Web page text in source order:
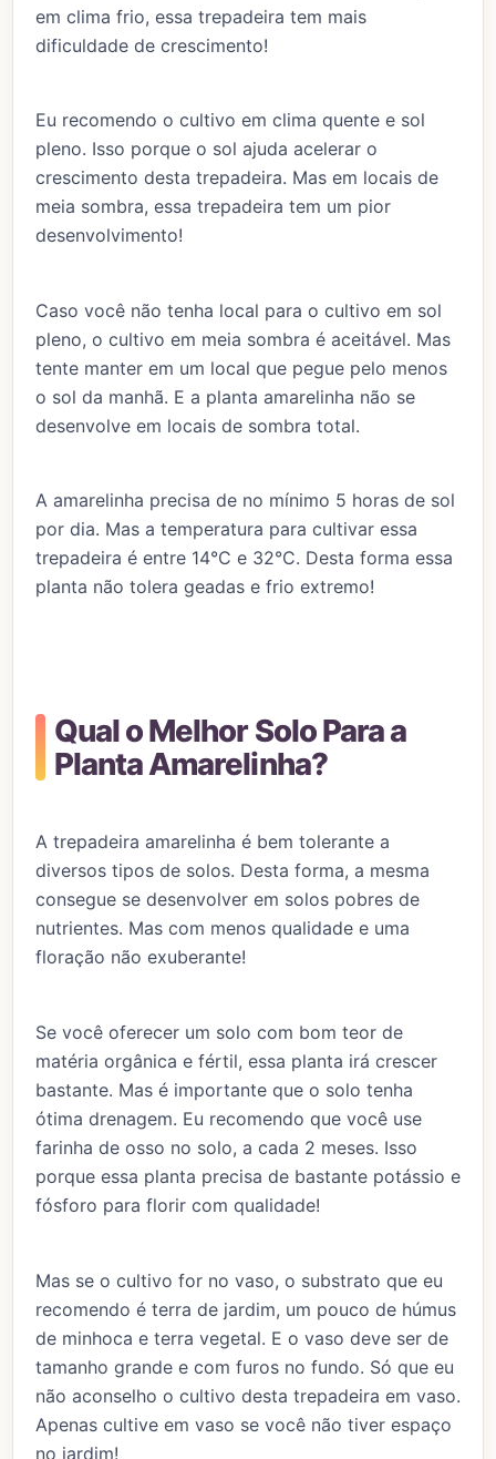
em clima frio, essa trepadeira tem mais
dificuldade de crescimento!
Eu recomendo o cultivo em clima quente e sol
pleno. Isso porque o sol ajuda acelerar o
crescimento desta trepadeira. Mas em locais de
meia sombra, essa trepadeira tem um pior
desenvolvimento!
Caso você não tenha local para o cultivo em sol
pleno, o cultivo em meia sombra é aceitável. Mas
tente manter em um local que pegue pelo menos
o sol da manhã. E a planta amarelinha não se
desenvolve em locais de sombra total.
A amarelinha precisa de no mínimo 5 horas de sol
por dia. Mas a temperatura para cultivar essa
trepadeira é entre 14°C e 32°C. Desta forma essa
planta não tolera geadas e frio extremo!
Qual o Melhor Solo Para a
Planta Amarelinha?
A trepadeira amarelinha é bem tolerante a
diversos tipos de solos. Desta forma, a mesma
consegue se desenvolver em solos pobres de
nutrientes. Mas com menos qualidade e uma
floração não exuberante!
Se você oferecer um solo com bom teor de
matéria orgânica e fértil, essa planta irá crescer
bastante. Mas é importante que o solo tenha
ótima drenagem. Eu recomendo que você use
farinha de osso no solo, a cada 2 meses. Isso
porque essa planta precisa de bastante potássio e
fósforo para florir com qualidade!
Mas se o cultivo for no vaso, o substrato que eu
recomendo é terra de jardim, um pouco de húmus
de minhoca e terra vegetal. E o vaso deve ser de
tamanho grande e com furos no fundo. Só que eu
não aconselho o cultivo desta trepadeira em vaso.
Apenas cultive em vaso se você não tiver espaço
no jardim!